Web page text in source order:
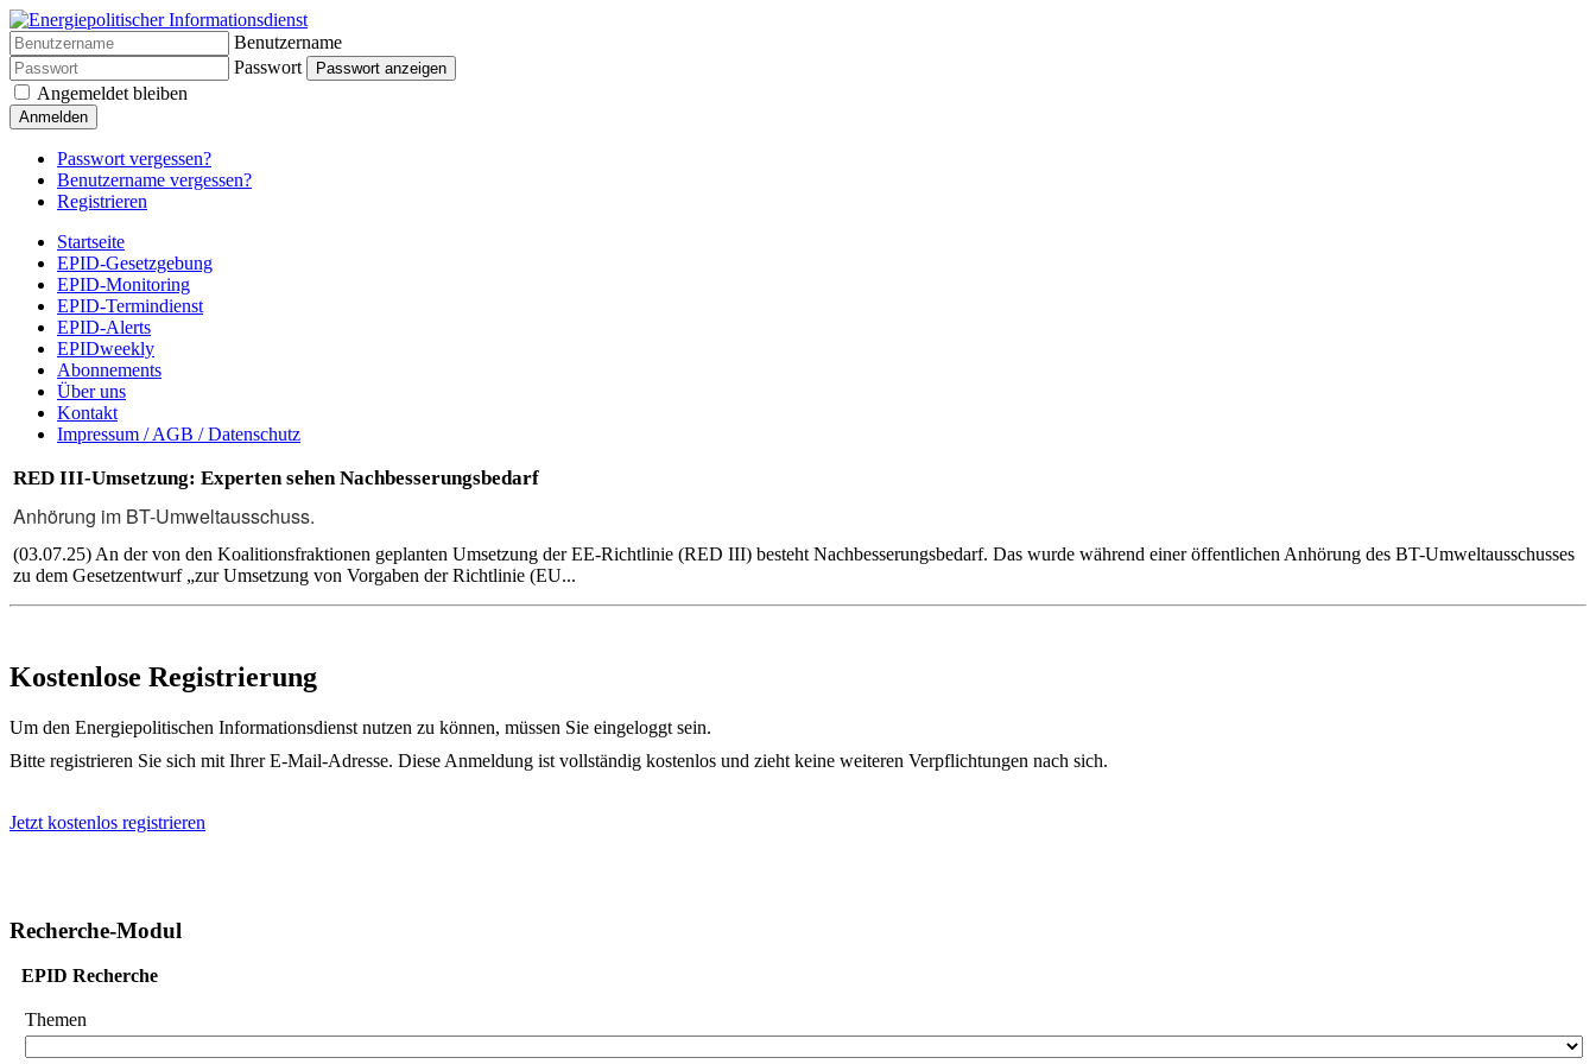
Benutzername
Passwort
Passwort anzeigen
Angemeldet bleiben
Anmelden
Passwort vergessen?
Benutzername vergessen?
Registrieren
Startseite
EPID-Gesetzgebung
EPID-Monitoring
EPID-Termindienst
EPID-Alerts
EPIDweekly
Abonnements
Über uns
Kontakt
Impressum / AGB / Datenschutz
RED III-Umsetzung: Experten sehen Nachbesserungsbedarf
Anhörung im BT-Umweltausschuss.
(03.07.25) An der von den Koalitionsfraktionen geplanten Umsetzung der EE-Richtlinie (RED III) besteht Nachbesserungsbedarf. Das wurde während einer öffentlichen Anhörung des BT-Umweltausschusses
zu dem Gesetzentwurf „zur Umsetzung von Vorgaben der Richtlinie (EU...
Kostenlose Registrierung
Um den Energiepolitischen Informationsdienst nutzen zu können, müssen Sie eingeloggt sein.
Bitte registrieren Sie sich mit Ihrer E-Mail-Adresse. Diese Anmeldung ist vollständig kostenlos und zieht keine weiteren Verpflichtungen nach sich.
Jetzt kostenlos registrieren
Recherche-Modul
EPID Recherche
Themen